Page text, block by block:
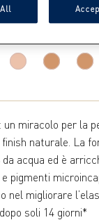
miracolo per la
naturale. La
acqua ed è
pigmenti
nel migliorare
dopo soli 14 giorni*​